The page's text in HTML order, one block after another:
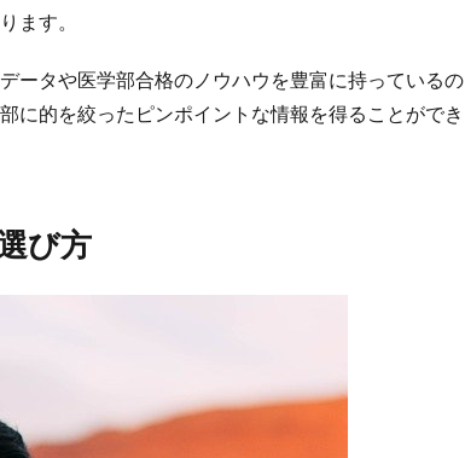
ます。
ータや医学部合格のノウハウを豊富に持っているの
に的を絞ったピンポイントな情報を得ることができ
び方